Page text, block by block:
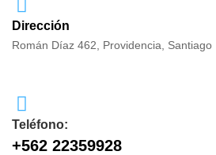
Dirección
Román Díaz 462, Providencia, Santiago
Teléfono:
+562 22359928